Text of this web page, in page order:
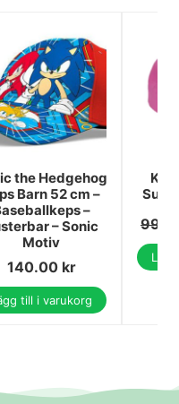
the Hedgehog
Barn 52 cm –
–
– Sonic
Motiv
140.00 kr
till i varukorg